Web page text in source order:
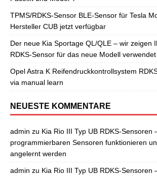
TPMS/RDKS-Sensor BLE-Sensor für Tesla
Hersteller CUB jetzt verfügbar
Der neue Kia Sportage QL/QLE – wir zeigen
RDKS-Sensor für das neue Modell verwendet
Opel Astra K Reifendruckkontrollsystem
via manual learn
NEUESTE KOMMENTARE
admin zu Kia Rio III Typ UB RDKS-Sensoren
programmierbaren Sensoren funktionieren
angelernt werden
admin zu Kia Rio III Typ UB RDKS-Sensoren